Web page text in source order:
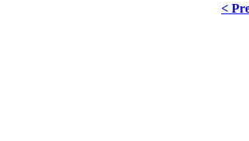
<